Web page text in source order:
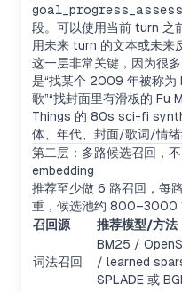
段。可以使用当前 turn 之
用未来 turn 的文本或未来
这一层非常关键，因为很
是“找某个 2009 年被称
歌”“找封面里有滑板的 Fu
Things 的 80s sci-fi
体、年代、封面/歌词/情
第二层：多路候选召回，
embedding
推荐至少做 6 路召回，每
重，候选池约 800–3000
召回源
推荐模型/方法
词法召回
BM25 /
/ learned
SPLADE 或